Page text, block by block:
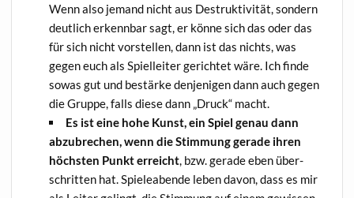
Wenn also jemand nicht aus Destruk­ti­vi­tät, son­dern
deut­lich erkenn­bar sagt, er kön­ne sich das oder das
für sich nicht vor­stel­len, dann ist das nichts, was
gegen euch als Spiel­lei­ter gerich­tet wäre. Ich fin­de
sowas gut und bestär­ke den­je­ni­gen dann auch gegen
die Grup­pe, falls die­se dann „Druck“ macht.
Es ist eine hohe Kunst, ein Spiel genau dann
abzu­bre­chen, wenn die Stim­mung gera­de ihren
höchs­ten Punkt erreicht, bzw. gera­de eben über­
schrit­ten hat. Spie­le­aben­de leben davon, dass es mir